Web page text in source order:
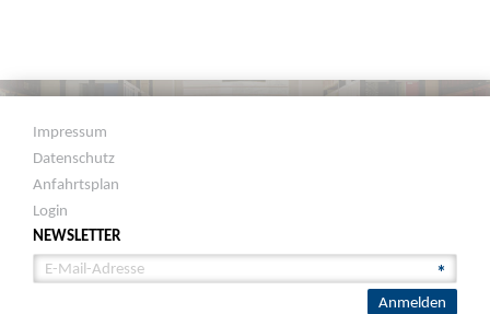
Impressum
Datenschutz
Anfahrtsplan
Login
NEWSLETTER